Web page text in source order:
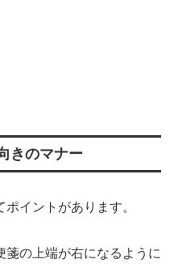
きのマナー
イントがあります。
の上端が右になるように